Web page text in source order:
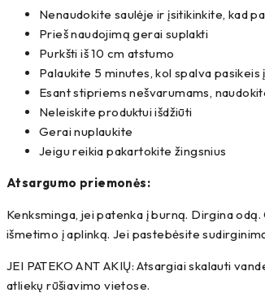
Nenaudokite saulėje ir įsitikinkite, kad
Prieš naudojimą gerai suplakti
Purkšti iš 10 cm atstumo
Palaukite 5 minutes, kol spalva
Esant stipriems nešvarumams,
Neleiskite produktui išdžiūti
Gerai nuplaukite
Jeigu reikia pakartokite žingsnius
Atsargumo priemonės:
Kenksminga, jei patenka į burną. Dirgina
išmetimo į aplinką. Jei pastebėsite
JEI PATEKO ANT AKIŲ: Atsargiai skalauti
atliekų rūšiavimo vietose.